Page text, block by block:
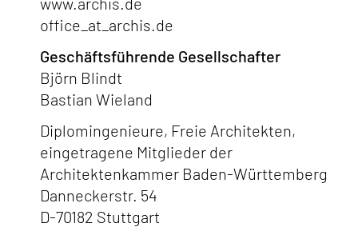
office _at_ archis.de
Geschäftsführende Gesellschafter
Björn Blindt
Bastian Wieland
Diplomingenieure, Freie Architekten,
eingetragene Mitglieder der
Architektenkammer Baden-Württemberg
Danneckerstr. 54
D-70182 Stuttgart